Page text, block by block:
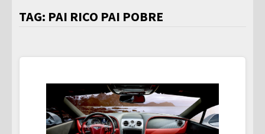
TAG: PAI RICO PAI POBRE